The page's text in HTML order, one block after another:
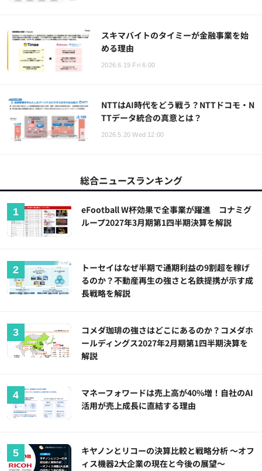
スキマバイトのタイミーが金融事業を始
める理由
2026.6.19 Fri 6:00
NTTはAI時代をどう戦う？NTTドコモ・N
TTデータ統合の真意とは？
2026.5.20 Wed 12:00
総合ニュースランキング
eFootball W杯効果で全事業が躍進 コナミグ
ループ2027年3月期第1四半期決算を解説
トーセイはなぜ半期で通期利益の9割超を稼げ
るのか？不動産再生の強さと名鉄提携が示す成
長戦略を解説
コメダ珈琲の強さはどこにあるのか？コメダホ
ールディングス2027年2月期第1四半期決算を
解説
マネーフォワードは売上高が40%増！自社のAI
活用が売上成長に直結する理由
キヤノンとリコーの決算比較と戦略分析 ～オフ
ィス機器2大企業の現在と今後の展望～